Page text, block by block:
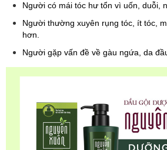
Người có mái tóc hư tổn vì uốn, duỗi,
Người thường xuyên rụng tóc, ít tóc,
hơn.
Người gặp vấn đề về gàu ngứa, da